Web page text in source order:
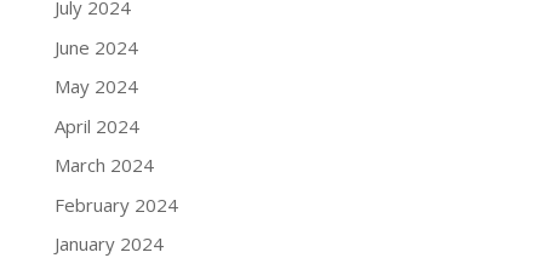
July 2024
June 2024
May 2024
April 2024
March 2024
February 2024
January 2024